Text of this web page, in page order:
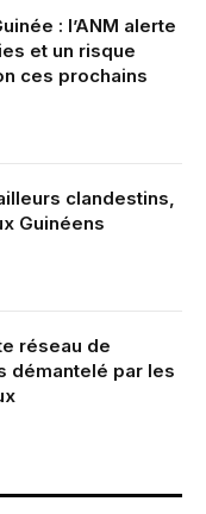
: l’ANM alerte
et un risque
ces prochains
clandestins,
Guinéens
réseau de
démantelé par les